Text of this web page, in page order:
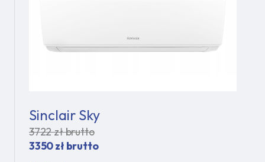
Sinclair Sky
3722 zł brutto
3350 zł brutto